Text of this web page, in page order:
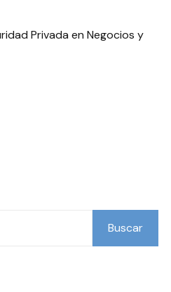
Privada en Negocios y
Buscar